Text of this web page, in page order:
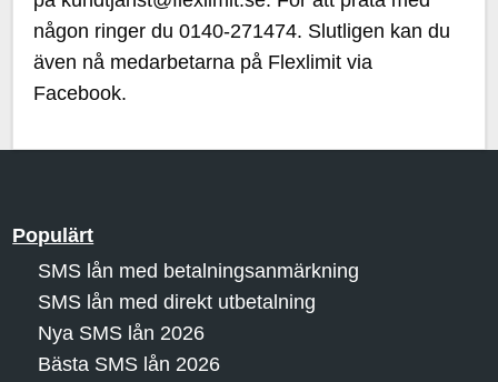
någon ringer du 0140-271474. Slutligen kan du
även nå medarbetarna på Flexlimit via
Facebook.
Populärt
SMS lån med betalningsanmärkning
SMS lån med direkt utbetalning
Nya SMS lån 2026
Bästa SMS lån 2026